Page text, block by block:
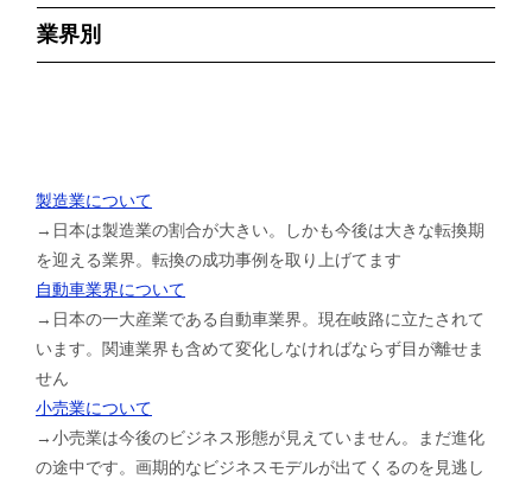
業界別
製造業について
→日本は製造業の割合が大きい。しかも今後は大きな転換期
を迎える業界。転換の成功事例を取り上げてます
自動車業界について
→日本の一大産業である自動車業界。現在岐路に立たされて
います。関連業界も含めて変化しなければならず目が離せま
せん
小売業について
→小売業は今後のビジネス形態が見えていません。まだ進化
の途中です。画期的なビジネスモデルが出てくるのを見逃し